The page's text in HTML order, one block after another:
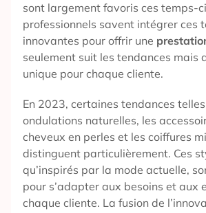
sont largement favoris ces temps-
professionnels savent intégrer ces
innovantes pour offrir une
seulement suit les tendances mais
unique pour chaque cliente.
En 2023, certaines tendances
ondulations naturelles, les
cheveux en perles et les coiffures
distinguent particulièrement. Ces
qu’inspirés par la mode actuelle,
pour s’adapter aux besoins et aux
chaque cliente. La fusion de